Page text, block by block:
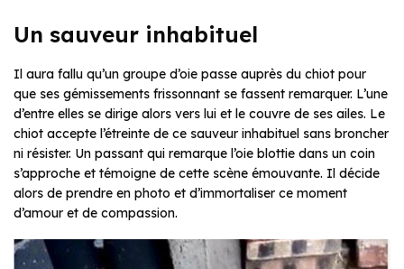
Un sauveur inhabituel
Il aura fallu qu’un groupe d’oie passe auprès du chiot pour
que ses gémissements frissonnant se fassent remarquer. L’une
d’entre elles se dirige alors vers lui et le couvre de ses ailes. Le
chiot accepte l’étreinte de ce sauveur inhabituel sans broncher
ni résister. Un passant qui remarque l’oie blottie dans un coin
s’approche et témoigne de cette scène émouvante. Il décide
alors de prendre en photo et d’immortaliser ce moment
d’amour et de compassion.